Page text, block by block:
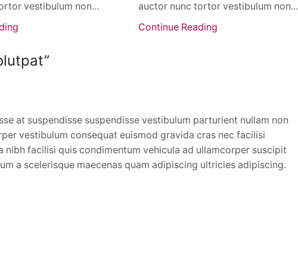
vestibulum non...
auctor nunc tortor vestibulum non...
Continue Reading
”
at suspendisse suspendisse vestibulum parturient nullam non
vestibulum consequat euismod gravida cras nec facilisi
nibh facilisi quis condimentum vehicula ad ullamcorper suscipit
a scelerisque maecenas quam adipiscing ultricies adipiscing.